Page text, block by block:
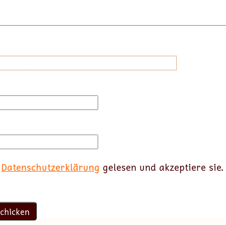
Datenschutzerklärung gelesen und akzeptiere sie.